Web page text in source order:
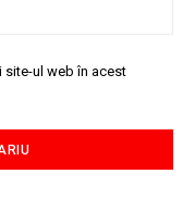
site-ul web în acest